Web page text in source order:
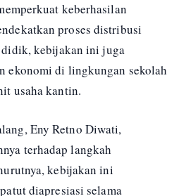
keberhasilan
proses distribusi
didik, kebijakan ini juga
ekonomi di lingkungan sekolah
usaha kantin.
Eny Retno Diwati,
terhadap langkah
kebijakan ini
diapresiasi selama